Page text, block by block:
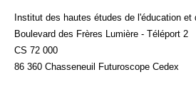
Institut des hautes études de l'éducation
Boulevard des Frères Lumière - Téléport 2
CS 72 000
86 360 Chasseneuil Futuroscope Cedex